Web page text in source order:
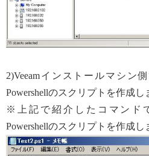
2)Veeamインストールマシン
Powershellのスクリプトを作成し
※上記で紹介したコマンド
Powershellのスクリプトを作成し